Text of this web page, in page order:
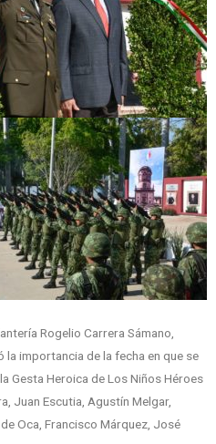
Rogelio Carrera Sámano,
la importancia de la fecha en que se
Gesta Heroica de Los Niños Héroes
Juan Escutia, Agustín Melgar,
Oca, Francisco Márquez, José